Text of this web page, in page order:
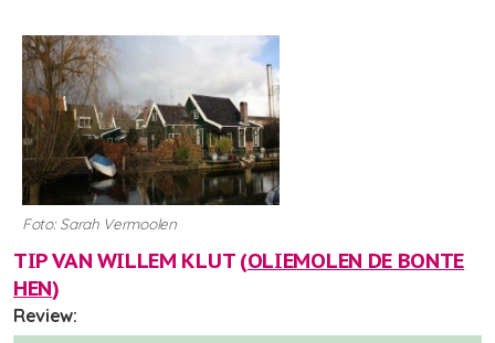
Foto: Sarah Vermoolen
TIP VAN WILLEM KLUT (OLIEMOLEN DE BONTE
HEN)
Review: